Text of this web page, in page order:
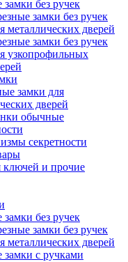
без ручек
замки без ручек
металлических дверей
замки без ручек
узкопрофильных
замки для
дверей
обычные
секретности
ключей и прочие
без ручек
замки без ручек
металлических дверей
замки с ручками